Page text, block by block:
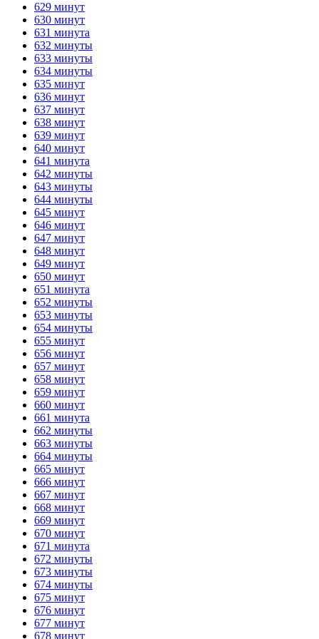
629 минут
630 минут
631 минута
632 минуты
633 минуты
634 минуты
635 минут
636 минут
637 минут
638 минут
639 минут
640 минут
641 минута
642 минуты
643 минуты
644 минуты
645 минут
646 минут
647 минут
648 минут
649 минут
650 минут
651 минута
652 минуты
653 минуты
654 минуты
655 минут
656 минут
657 минут
658 минут
659 минут
660 минут
661 минута
662 минуты
663 минуты
664 минуты
665 минут
666 минут
667 минут
668 минут
669 минут
670 минут
671 минута
672 минуты
673 минуты
674 минуты
675 минут
676 минут
677 минут
678 минут